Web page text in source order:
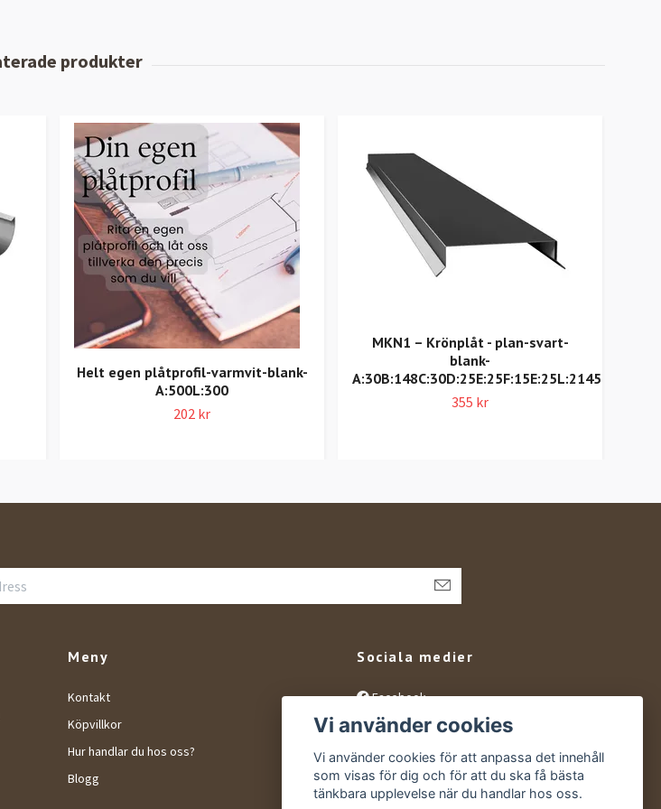
Helt egen plåtprofil-varmvit-blank-
A:500L:300
202 kr
MKN1 – Krönplåt - plan-svart-
blank-
A:30B:148C:30D:25E:25F:15E:25L:2145
355 kr
Meny
Kontakt
Köpvillkor
Hur handlar du hos oss?
Blogg
Sociala medier
Facebook
Instagram
YouTube
Vi använder cookies
Vi använder cookies för att anpassa det innehåll
som visas för dig och för att du ska få bästa
tänkbara upplevelse när du handlar hos oss.